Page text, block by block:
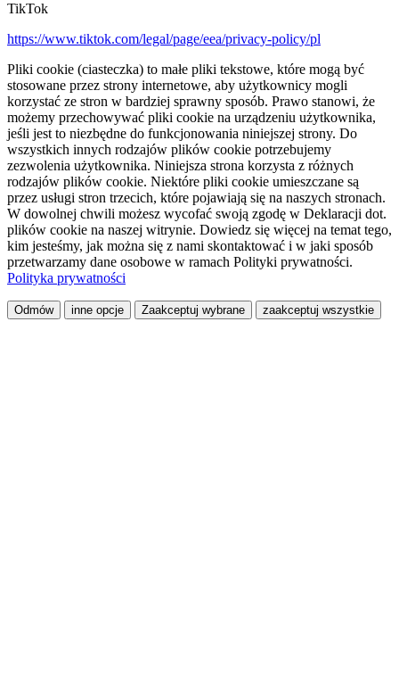
TikTok
https://www.tiktok.com/legal/page/eea/privacy-policy/pl
Pliki cookie (ciasteczka) to małe pliki tekstowe, które mogą być
stosowane przez strony internetowe, aby użytkownicy mogli
korzystać ze stron w bardziej sprawny sposób. Prawo stanowi, że
możemy przechowywać pliki cookie na urządzeniu użytkownika,
jeśli jest to niezbędne do funkcjonowania niniejszej strony. Do
wszystkich innych rodzajów plików cookie potrzebujemy
zezwolenia użytkownika. Niniejsza strona korzysta z różnych
rodzajów plików cookie. Niektóre pliki cookie umieszczane są
przez usługi stron trzecich, które pojawiają się na naszych stronach.
W dowolnej chwili możesz wycofać swoją zgodę w Deklaracji dot.
plików cookie na naszej witrynie. Dowiedz się więcej na temat tego,
kim jesteśmy, jak można się z nami skontaktować i w jaki sposób
przetwarzamy dane osobowe w ramach Polityki prywatności.
Polityka prywatności
Odmów inne opcje Zaakceptuj wybrane zaakceptuj wszystkie